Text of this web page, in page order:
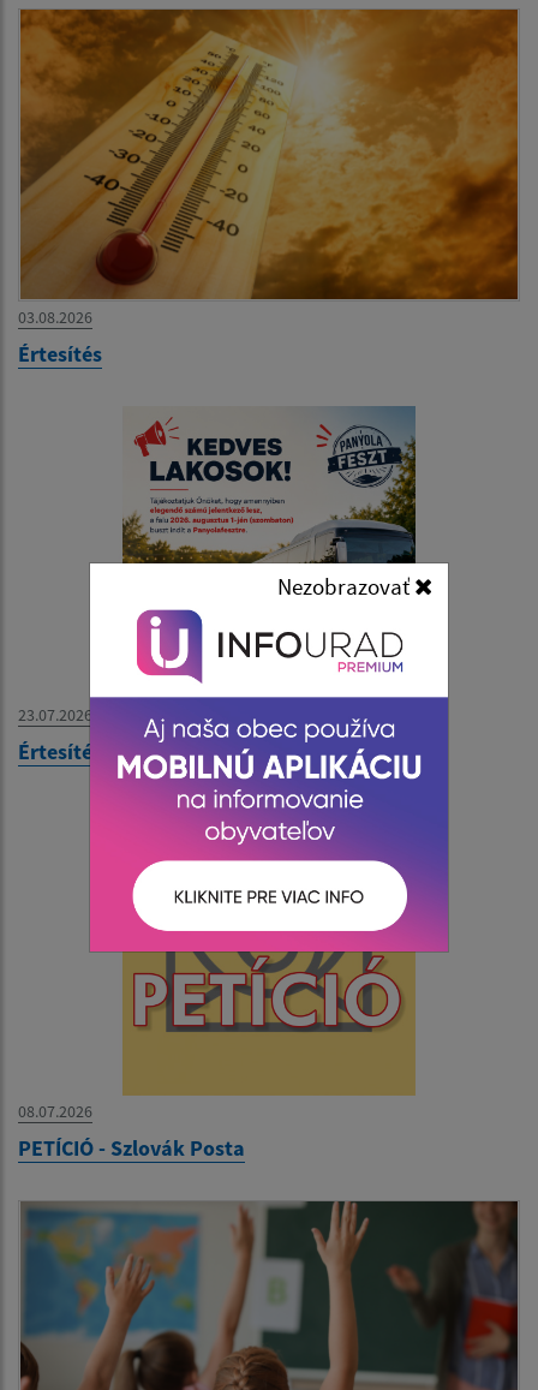
Nezobrazovať
03.08.2026
Értesítés
23.07.2026
Értesítés
08.07.2026
PETÍCIÓ - Szlovák Posta